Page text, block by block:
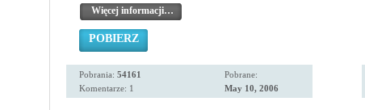
Więcej informacji…
POBIERZ
Pobrania: 54161
Komentarze: 1
Pobrane:
May 10, 2006